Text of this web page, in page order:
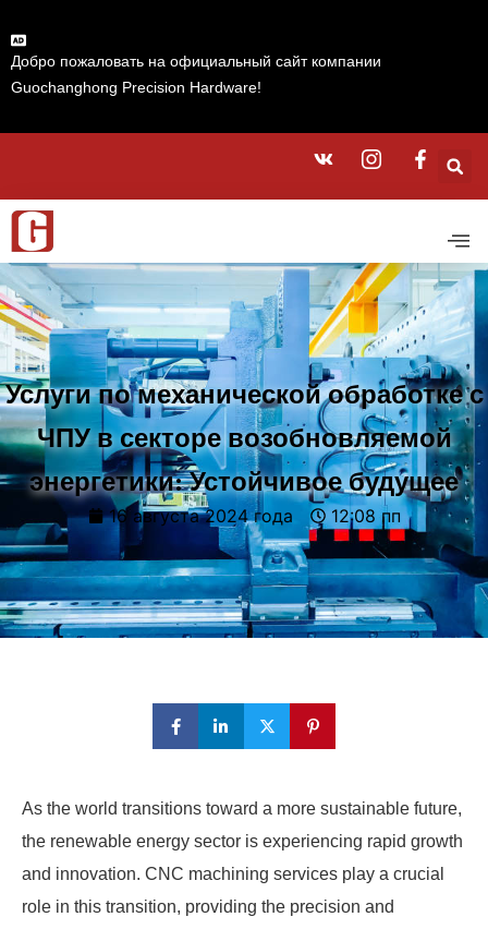
Добро пожаловать на официальный сайт компании
Guochanghong Precision Hardware!
Услуги по механической обработке с
ЧПУ в секторе возобновляемой
энергетики: Устойчивое будущее
16 августа 2024 года 12:08 пп
As the world transitions toward a more sustainable future,
the renewable energy sector is experiencing rapid growth
and innovation. CNC machining services play a crucial
role in this transition, providing the precision and